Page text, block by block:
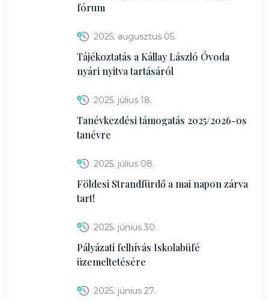
fórum
2025. augusztus 05.
Tájékoztatás a Kállay László Óvoda
nyári nyitva tartásáról
2025. július 18.
Tanévkezdési támogatás 2025/2026-os
tanévre
2025. július 08.
Földesi Strandfürdő a mai napon zárva
tart!
2025. június 30.
Pályázati felhívás Iskolabüfé
üzemeltetésére
2025. június 27.